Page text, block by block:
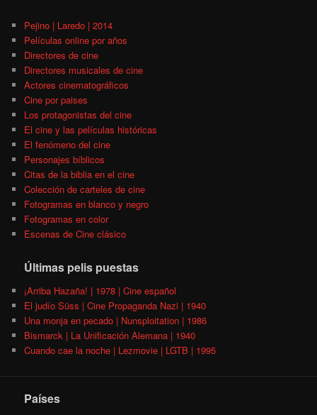
Pejino | Laredo | 2014
Películas online por años
Directores de cine
Directores musicales de cine
Actores cinematográficos
Cine por paises
Los protagonistas del cine
El cine y las películas históricas
El fenómeno del cine
Personajes bíblicos
Citas de la biblia en el cine
Colección de carteles de cine
Fotogramas en blanco y negro
Fotogramas en color
Escenas de Cine clásico
Últimas pelis puestas
¡Arriba Hazaña! | 1978 | Cine español
El judío Süss | Cine Propaganda Nazi | 1940
Una monja en pecado | Nunsploitation | 1986
Bismarck | La Unificación Alemana | 1940
Cuando cae la noche | Lezmovie | LGTB | 1995
Países